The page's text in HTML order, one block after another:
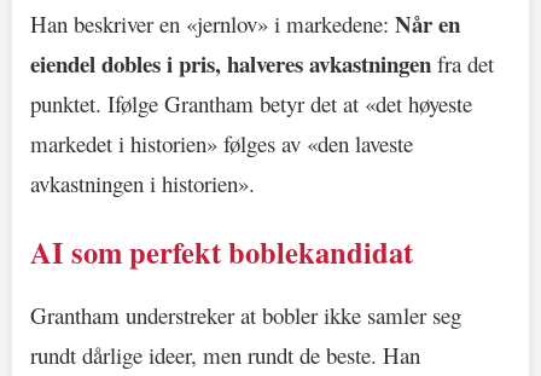
Han beskriver en «jernlov» i markedene: Når en
eiendel dobles i pris, halveres avkastningen fra det
punktet. Ifølge Grantham betyr det at «det høyeste
markedet i historien» følges av «den laveste
avkastningen i historien».
AI som perfekt boblekandidat
Grantham understreker at bobler ikke samler seg
rundt dårlige ideer, men rundt de beste. Han